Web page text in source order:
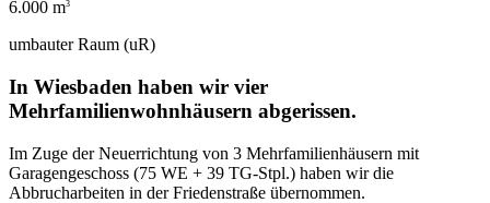
6.000 m3
umbauter Raum (uR)
In Wiesbaden haben wir vier
Mehrfamilienwohnhäusern abgerissen.
Im Zuge der Neuerrichtung von 3 Mehrfamilienhäusern mit
Garagengeschoss (75 WE + 39 TG-Stpl.) haben wir die
Abbrucharbeiten in der Friedenstraße übernommen.